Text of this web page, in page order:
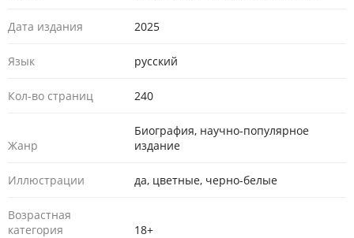
Дата издания 2025
Язык русский
Кол-во страниц 240
Жанр
Биография, научно-популярное
издание
Иллюстрации да, цветные, черно-белые
Возрастная
категория
18+